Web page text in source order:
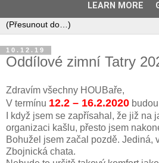
10.12.19
Oddílové zimní Tatry
Zdravím všechny HOUBaře,
V termínu 12.2 – 16.2.2020
I když jsem se zapřísahal, že již na
organizaci kašlu, přesto jsem
Bohužel jsem začal pozdě. Jediná,
Zbojnická chata.
LEARN MORE